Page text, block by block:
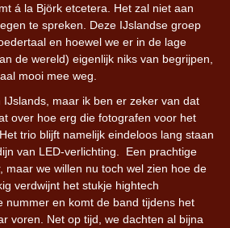
á la Björk etcetera. Het zal niet aan
te spreken. Deze IJslandse groep
en hoewel we er in de lage
de wereld) eigenlijk niks van begrijpen,
mooi mee weg.
maar ik ben er zeker van dat
over hoe erg die fotografen voor het
trio blijft namelijk eindeloos lang staan
van LED-verlichting. Een prachtige
maar we willen nu toch wel zien hoe de
verdwijnt het stukje hightech
nummer en komt de band tijdens het
voren. Net op tijd, we dachten al bijna